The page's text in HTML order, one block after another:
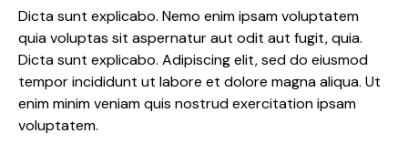
Dicta sunt explicabo. Nemo enim ipsam voluptatem
quia voluptas sit aspernatur aut odit aut fugit, quia.
Dicta sunt explicabo. Adipiscing elit, sed do eiusmod
tempor incididunt ut labore et dolore magna aliqua. Ut
enim minim veniam quis nostrud exercitation ipsam
voluptatem.